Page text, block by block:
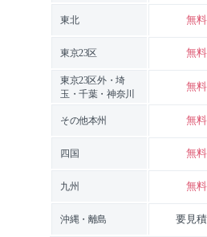
東北 無料
東京23区 無料
東京23区外・埼
玉・千葉・神奈川
無料
その他本州 無料
四国 無料
九州 無料
沖縄・離島 要見